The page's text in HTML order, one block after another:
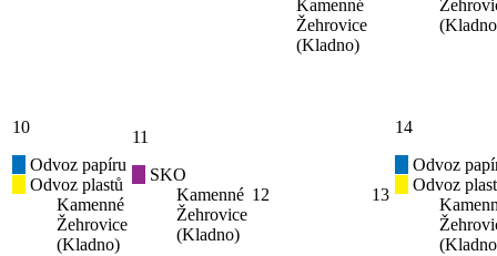
Kamenné
Žehrovice
(Kladno)
10
Odvoz papíru
Odvoz plastů
Kamenné
Žehrovice
(Kladno)
11
SKO
Kamenné
Žehrovice
(Kladno)
12 13
14
Odvoz
Odvoz